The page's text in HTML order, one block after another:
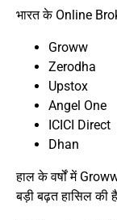
भारत के Online
Groww
Zerodha
Upstox
Angel One
ICICI Direct
Dhan
हाल के वर्षों में
बड़ी बढ़त हासिल की